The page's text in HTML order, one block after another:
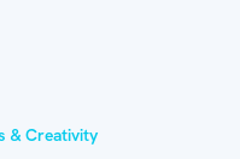
& Creativity